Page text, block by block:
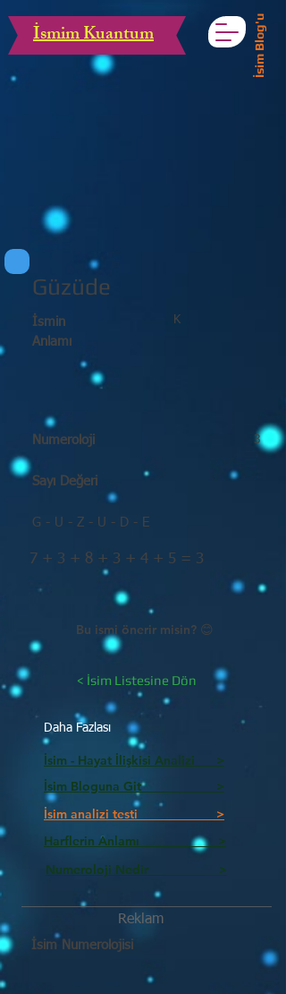
İsmim Kuantum İsim Blog'u
Güzüde
K
İsmin
Anlamı
Numeroloji
Sayı Değeri
3
G - U - Z - U - D - E
7 + 3 + 8 + 3 + 4 + 5 = 3
Bu ismi önerir misin? 😊
< İsim Listesine Dön
Daha Fazlası
İsim - Hayat İlişkisi Analizi >
İsim Bloguna Git >
İsim analizi testi >
Harflerin Anlamı >
Numeroloji Nedir_________ >
Reklam
İsim Numerolojisi